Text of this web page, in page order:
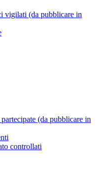
vigilati (da pubblicare in
(da pubblicare in
controllati